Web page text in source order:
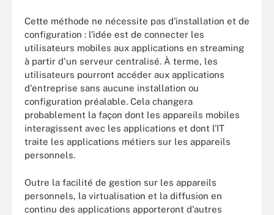
Cette méthode ne nécessite pas d'installation et de
configuration : l'idée est de connecter les
utilisateurs mobiles aux applications en streaming
à partir d'un serveur centralisé. À terme, les
utilisateurs pourront accéder aux applications
d'entreprise sans aucune installation ou
configuration préalable. Cela changera
probablement la façon dont les appareils mobiles
interagissent avec les applications et dont l’IT
traite les applications métiers sur les appareils
personnels.
Outre la facilité de gestion sur les appareils
personnels, la virtualisation et la diffusion en
continu des applications apporteront d'autres